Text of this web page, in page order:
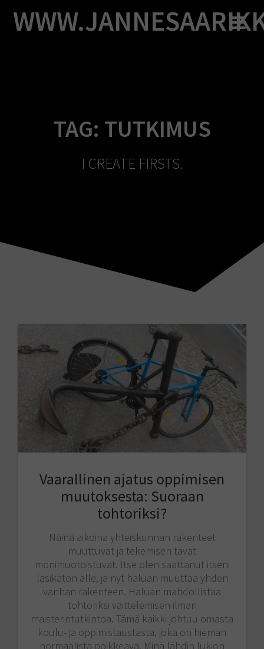
to
content
TAG: TUTKIMUS
I CREATE FIRSTS.
Vaarallinen ajatus oppimisen
muutoksesta: Suoraan
tohtoriksi?
Näinä aikoina yhteiskunnan rakenteet
muuttuvat ja tekemisen tavat
monimuotoistuvat. Itse olen saattanut itseni
lasikaton alle, ja nyt haluan muuttaa yhden
vanhan rakenteen. Haluan mahdollistaa
tohtoriksi väittelemisen ilman
maisterintutkintoa. Tämä kaikki johtuu omasta
koulu- ja oppimistaustasta, joka on hieman
normaalista poikkeava. Minä lähdin lukion